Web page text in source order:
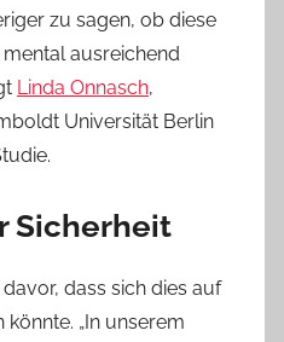
zu sagen, ob diese
ausreichend
Linda Onnasch,
Universität Berlin
Sicherheit
dass sich dies auf
„In unserem